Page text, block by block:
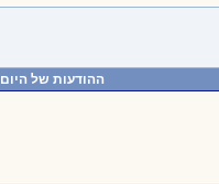
ההודעות של היום